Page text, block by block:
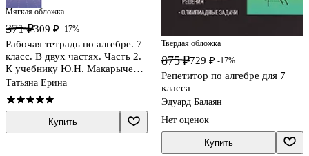
Мягкая обложка
371 ₽309 ₽ -17%
Рабочая тетрадь по алгебре. 7
класс. В двух частях. Часть 2.
К учебнику Ю.Н. Макарычева
и др. "Математика. Алгебра. 7
класс. Базовый уровень" (М.:
Просвещение)
Татьяна Ерина
Купить
Твердая обложка
875 ₽729 ₽ -17%
Репетитор по алгебре для 7
класса
Эдуард Балаян
Нет оценок
Купить